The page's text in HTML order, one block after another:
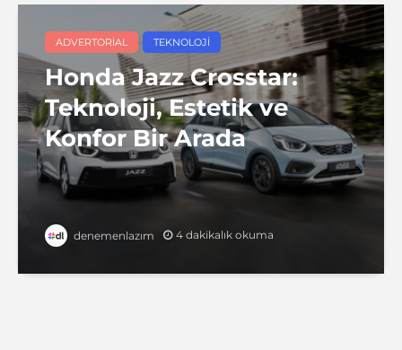
ADVERTORIAL TEKNOLOJI
Honda Jazz Crosstar:
Teknoloji, Estetik ve
Konfor Bir Arada
denemenlazım 4 dakikalık okuma